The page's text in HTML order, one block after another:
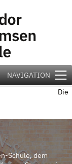
NAVIGATION
Schule, dem